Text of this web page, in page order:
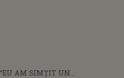
“EU AM SIMȚIT UN